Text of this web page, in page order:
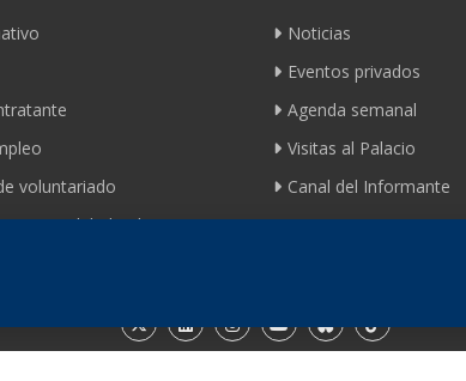
voluntariado
movilidad ciclista
Noticias
Eventos privados
Agenda semanal
Visitas al Palacio
Canal del Informante
Contacto